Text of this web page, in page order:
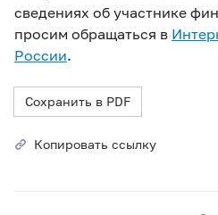
сведениях об участнике
просим обращаться в
России.
Сохранить в PDF
Копировать ссылку